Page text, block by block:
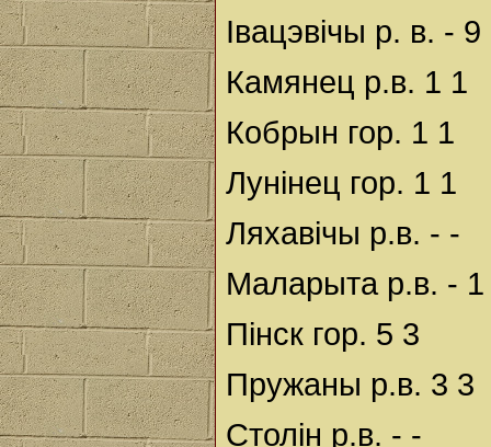
Івацэвічы р. в. - 9
Камянец р.в. 1 1
Кобрын гор. 1 1
Лунінец гор. 1 1
Ляхавічы р.в. - -
Маларыта р.в. - 1
Пінск гор. 5 3
Пружаны р.в. 3 3
Столін р.в. - -